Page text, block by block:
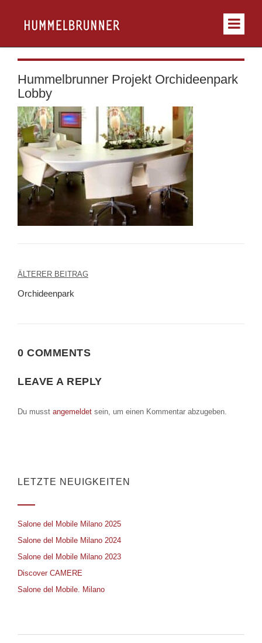
Hummelbrunner Projekt Orchideenpark
Lobby
Beitragsnavigation
ÄLTERER BEITRAG
Orchideenpark
0 COMMENTS
LEAVE A REPLY
Du musst angemeldet sein, um einen Kommentar abzugeben.
LETZTE NEUIGKEITEN
Salone del Mobile Milano 2025
Salone del Mobile Milano 2024
Salone del Mobile Milano 2023
Discover CAMERE
Salone del Mobile. Milano